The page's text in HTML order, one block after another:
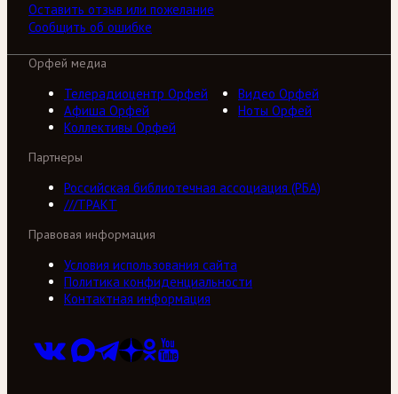
Оставить отзыв или пожелание
Сообщить об ошибке
Орфей медиа
Телерадиоцентр Орфей
Видео Орфей
Афиша Орфей
Ноты Орфей
Коллективы Орфей
Партнеры
Российская библиотечная ассоциация (РБА)
///ТРАКТ
Правовая информация
Условия использования сайта
Политика конфиденциальности
Контактная информация